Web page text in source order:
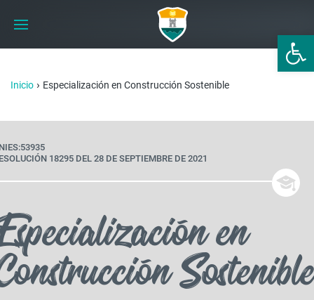
Abrir
Inicio › Especialización en Construcción Sostenible
18295 DEL 28 DE SEPTIEMBRE DE 2021
en
Sostenible